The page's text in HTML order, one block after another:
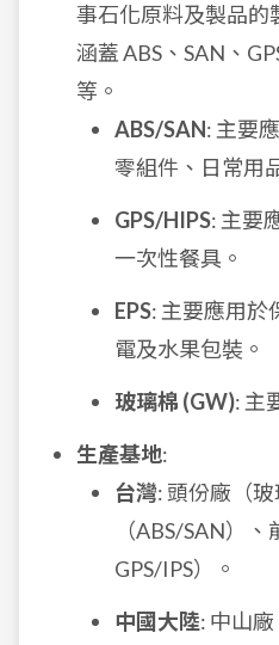
事石化原料及製品的
涵蓋 ABS、SAN、
等。
ABS/SAN: 主要
零組件、日常用
GPS/HIPS: 主要
一次性餐具。
EPS: 主要應用於
電及水果包裝。
玻璃棉 (GW): 主
生產基地:
台灣: 頭份廠（
（ABS/SAN）、
GPS/IPS）。
中國大陸: 中山